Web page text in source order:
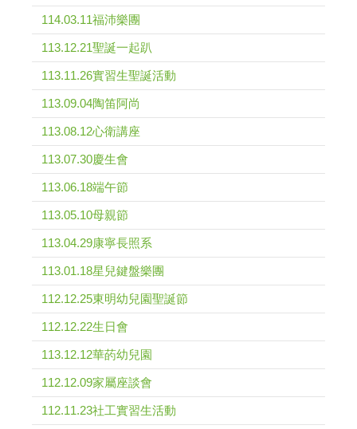
114.03.11福沛樂團
113.12.21聖誕一起趴
113.11.26實習生聖誕活動
113.09.04陶笛阿尚
113.08.12心衛講座
113.07.30慶生會
113.06.18端午節
113.05.10母親節
113.04.29康寧長照系
113.01.18星兒鍵盤樂團
112.12.25東明幼兒園聖誕節
112.12.22生日會
113.12.12華菂幼兒園
112.12.09家屬座談會
112.11.23社工實習生活動